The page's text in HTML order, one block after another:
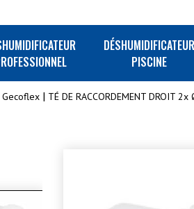
PISCINE
Gecoflex TÉ DE RACCORDEMENT DROIT